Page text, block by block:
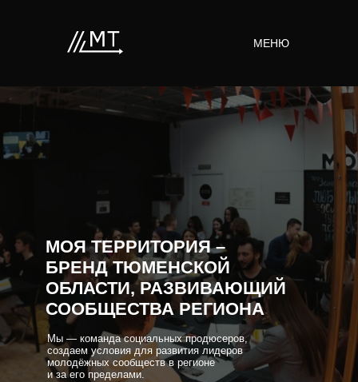
МЕНЮ
МОЯ ТЕРРИТОРИЯ –
БРЕНД ТЮМЕНСКОЙ
ОБЛАСТИ, РАЗВИВАЮЩИЙ
СООБЩЕСТВА РЕГИОНА
Мы — команда социальных продюсеров,
создаем условия для развития лидеров
молодёжных сообществ в регионе
и за его пределами.